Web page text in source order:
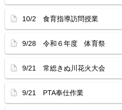
10/2 食育指導訪問授業
9/28 令和６年度 体育祭
9/21 常総きぬ川花火大会
9/21 PTA奉仕作業